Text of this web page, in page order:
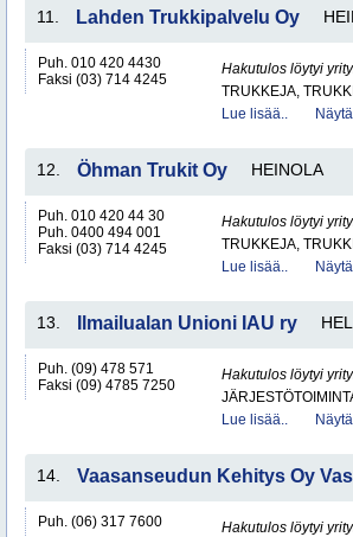
11. Lahden Trukkipalvelu Oy
Puh. 010 420 4430
Faksi (03) 714 4245
Hakutulos löytyi
TRUKKEJA,
Lue lisää..
12. Öhman Trukit Oy HEINOLA
Puh. 010 420 44 30
Puh. 0400 494 001
Faksi (03) 714 4245
Hakutulos löytyi
TRUKKEJA,
Lue lisää..
13. Ilmailualan Unioni IAU ry
Puh. (09) 478 571
Faksi (09) 4785 7250
Hakutulos löytyi
Lue lisää..
14. Vaasanseudun Kehitys Oy
Puh. (06) 317 7600
Hakutulos löytyi